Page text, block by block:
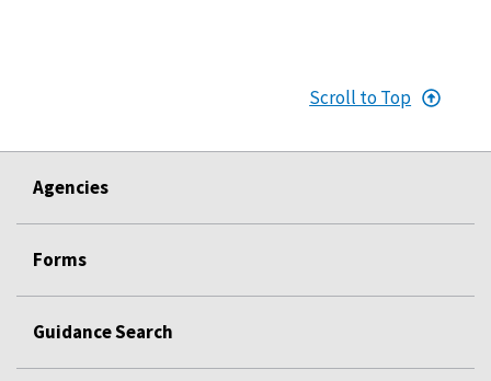
Scroll to Top
Agencies
Forms
Guidance Search